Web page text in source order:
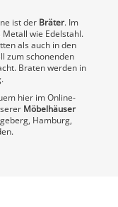
ist der Bräter. Im
wie Edelstahl.
als auch in den
zum schonenden
Braten werden in
hier im Online-
Möbelhäuser
Hamburg,